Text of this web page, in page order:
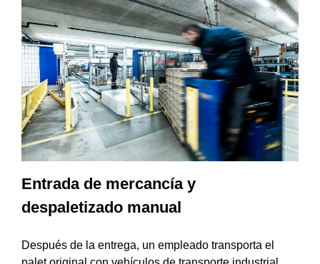
Entrada de mercancía y
despaletizado manual
Después de la entrega, un empleado transporta el